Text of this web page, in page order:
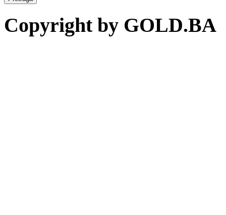
Copyright by GOLD.BA